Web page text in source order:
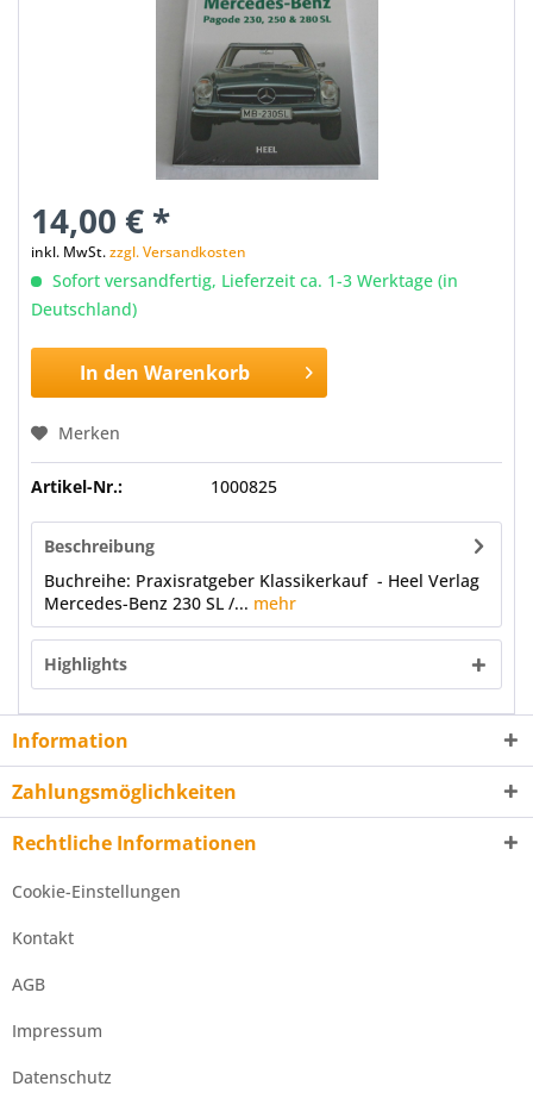
14,00 € *
inkl. MwSt.zzgl. Versandkosten
Sofort versandfertig, Lieferzeit ca. 1-3 Werktage (in
Deutschland)
In den Warenkorb
Merken
Artikel-Nr.: 1000825
Beschreibung
Buchreihe: Praxisratgeber Klassikerkauf - Heel Verlag
Mercedes-Benz 230 SL /... mehr
Highlights
Information
Zahlungsmöglichkeiten
Rechtliche Informationen
Cookie-Einstellungen
Kontakt
AGB
Impressum
Datenschutz